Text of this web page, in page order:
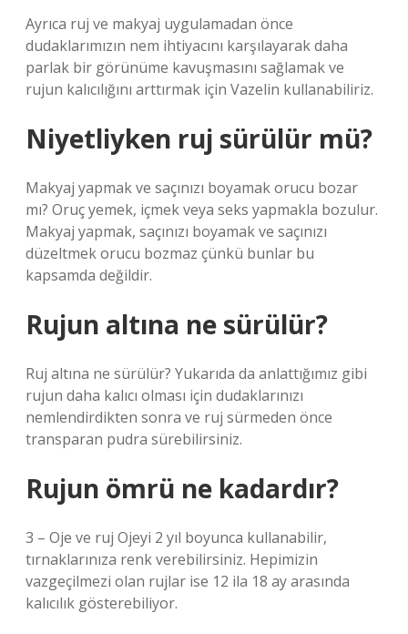
Ayrıca ruj ve makyaj uygulamadan önce
dudaklarımızın nem ihtiyacını karşılayarak daha
parlak bir görünüme kavuşmasını sağlamak ve
rujun kalıcılığını arttırmak için Vazelin kullanabiliriz.
Niyetliyken ruj sürülür mü?
Makyaj yapmak ve saçınızı boyamak orucu bozar
mı? Oruç yemek, içmek veya seks yapmakla bozulur.
Makyaj yapmak, saçınızı boyamak ve saçınızı
düzeltmek orucu bozmaz çünkü bunlar bu
kapsamda değildir.
Rujun altına ne sürülür?
Ruj altına ne sürülür? Yukarıda da anlattığımız gibi
rujun daha kalıcı olması için dudaklarınızı
nemlendirdikten sonra ve ruj sürmeden önce
transparan pudra sürebilirsiniz.
Rujun ömrü ne kadardır?
3 – Oje ve ruj Ojeyi 2 yıl boyunca kullanabilir,
tırnaklarınıza renk verebilirsiniz. Hepimizin
vazgeçilmezi olan rujlar ise 12 ila 18 ay arasında
kalıcılık gösterebiliyor.